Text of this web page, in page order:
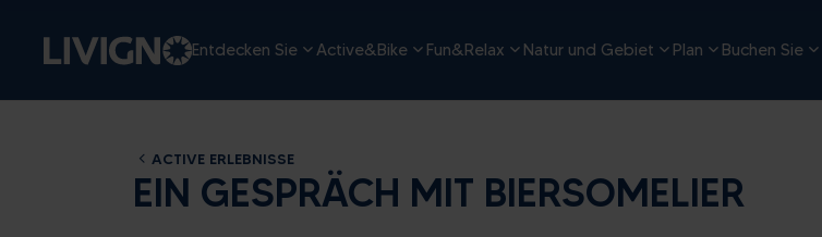
Entdecken Sie Active&Bike Fun&Relax Natur und Gebiet Plan Buchen Sie
ACTIVE ERLEBNISSE
EIN GESPRÄCH MIT BIERSOMELIER